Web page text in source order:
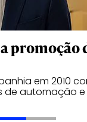
promoção
em 2010
de automação e